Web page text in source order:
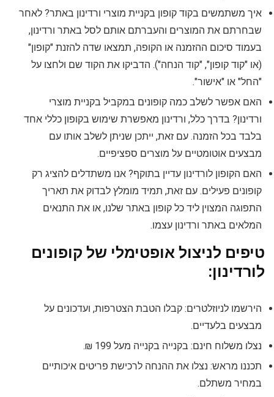
איך משתמשים בקוד קופון בקניית מוצרי ורדינון באתר? לאחר
שבחרתם את המוצרים והעברתם אותם לסל באתר ורדינון,
בעמוד סיכום ההזמנה או הקופה, תמצאו שדה להזנת "קופון"
(או "קוד קופון", "קוד הנחה"). הדביקו את הקוד שם ולחצו על
"החל" או "אישור".
האם אפשר לשלב כמה קופונים במקביל בקניית מוצרי
ורדינון? בדרך כלל, ורדינון מאפשרת שימוש בקופון כללי אחד
בלבד בכל הזמנה. עם זאת, ייתכן שניתן לשלב אותו עם
מבצעים אוטומטיים על מוצרים ספציפיים.
האם הקופון לורדינון עדיין בתוקף? אנו משתדלים להציג רק
קופונים פעילים. עם זאת, תמיד מומלץ לבדוק את תאריך
התפוגה המצוין ליד כל קופון באתר שלנו, או את התנאים
המלאים באתר ורדינון עצמו.
טיפים לניצול אופטימלי של קופונים
לורדינון:
הירשמו לניוזלטרים: קבלו הטבת הצטרפות, ועדכונים על
מבצעים בלעדיים.
נצלו משלוח חינם: בקנייה בקנייה מעל 199 ₪.
תכננו מראש: נצלו את ההנחה לרכישת פריטים איכותיים
במחיר משתלם.